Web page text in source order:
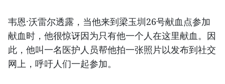
韦恩·沃雷尔透露，当他来到梁玉圳26号献血点参加
献血时，他很惊讶因为只有他一个人在这里献血。因
此，他叫一名医护人员帮他拍一张照片以发布到社交
网上，呼吁人们一起参加。